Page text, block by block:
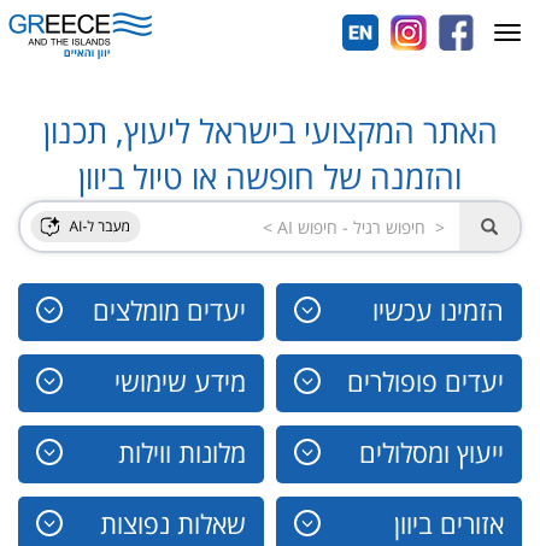
האתר המקצועי בישראל ליעוץ, תכנון
והזמנה של חופשה או טיול ביוון
הזמינו עכשיו יעדים מומלצים
יעדים פופולרים מידע שימושי
ייעוץ ומסלולים מלונות ווילות
אזורים ביוון שאלות נפוצות
Toggle
navigation